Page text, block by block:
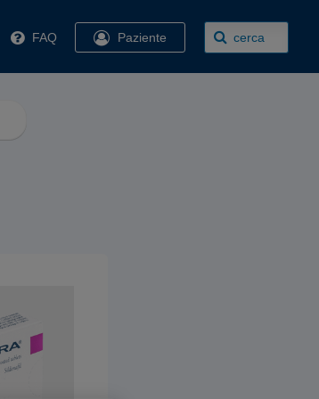
FAQ Paziente cerca